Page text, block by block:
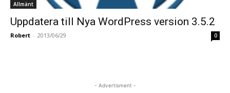
Allmänt
Uppdatera till Nya WordPress version 3.5.2
Robert - 2013/06/29 0
- Advertisment -